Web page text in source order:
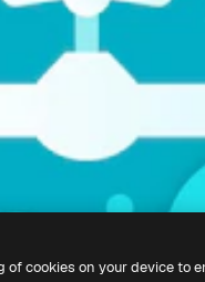
of cookies on your device to